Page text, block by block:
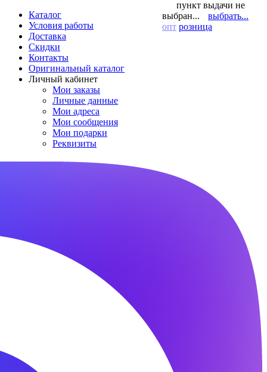
Каталог
Условия работы
Доставка
Скидки
Контакты
Оригинальный каталог
Личный кабинет
Мои заказы
Личные данные
Мои адреса
Мои сообщения
Мои подарки
Реквизиты
пункт выдачи не
выбран...
выбрать...
опт розница